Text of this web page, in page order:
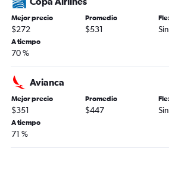
Mejor precio
$272
Promedio
$531
A tiempo
70 %
Avianca
Mejor precio
$351
Promedio
$447
A tiempo
71 %